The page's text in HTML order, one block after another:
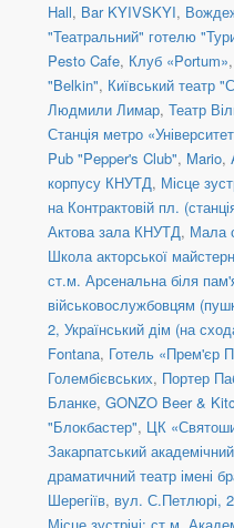
Hall, Bar KYIVSKYI,
"Театральний" готелю
Pesto Cafe, Клуб «Portum»,
"Belkin", Київський театр
Людмили Лимар, Театр
Станція метро
Pub "Pepper's Club", Mario,
корпусу КНУТД, Місце
на Контрактовій пл.
Актова зала КНУТД, Мала
Школа акторської
ст.м. Арсенальна біля
військовослужбовцям
2, Український дім (на
Fontana, Готель «Прем'єр
Голембієвських, Портер
Бланке, GONZO Beer &
"Блокбастер", ЦК
Закарпатський
драматичний театр імені
Шерегіїв, вул. С.Петлюрі,